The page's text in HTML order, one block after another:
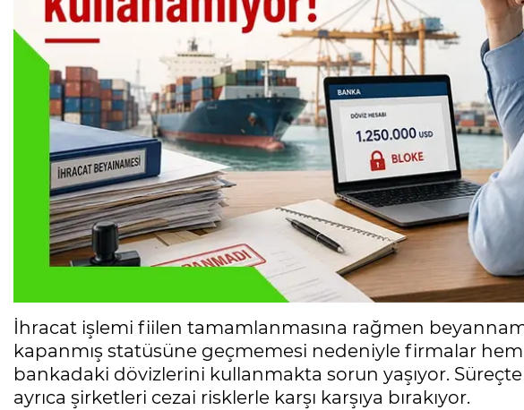
İhracat işlemi fiilen tamamlanmasına rağmen
kapanmış statüsüne geçmemesi nedeniyle firmalar
bankadaki dövizlerini kullanmakta sorun yaşıyor.
ayrıca şirketleri cezai risklerle karşı karşıya bırakıyor.